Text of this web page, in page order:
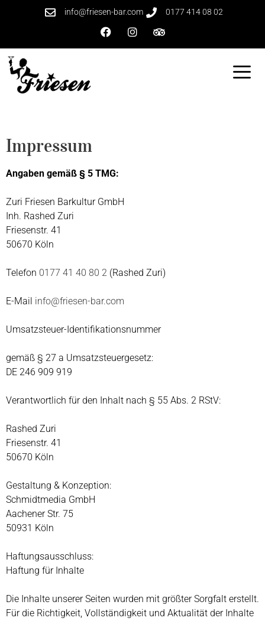
info@friesen-bar.com 0177 414 08 02
Impressum
Angaben gemäß § 5 TMG:
Zuri Friesen Barkultur GmbH
Inh. Rashed Zuri
Friesenstr. 41
50670 Köln
Telefon 0177 41 40 80 2 (Rashed Zuri)
E-Mail info@friesen-bar.com
Umsatzsteuer-Identifikationsnummer
gemäß § 27 a Umsatzsteuergesetz:
DE 246 909 919
Verantwortlich für den Inhalt nach § 55 Abs. 2 RStV:
Rashed Zuri
Friesenstr. 41
50670 Köln
Gestaltung & Konzeption:
Schmidtmedia GmbH
Aachener Str. 75
50931 Köln
Haftungsausschluss:
Haftung für Inhalte
Die Inhalte unserer Seiten wurden mit größter Sorgfalt erstellt.
Für die Richtigkeit, Vollständigkeit und Aktualität der Inhalte